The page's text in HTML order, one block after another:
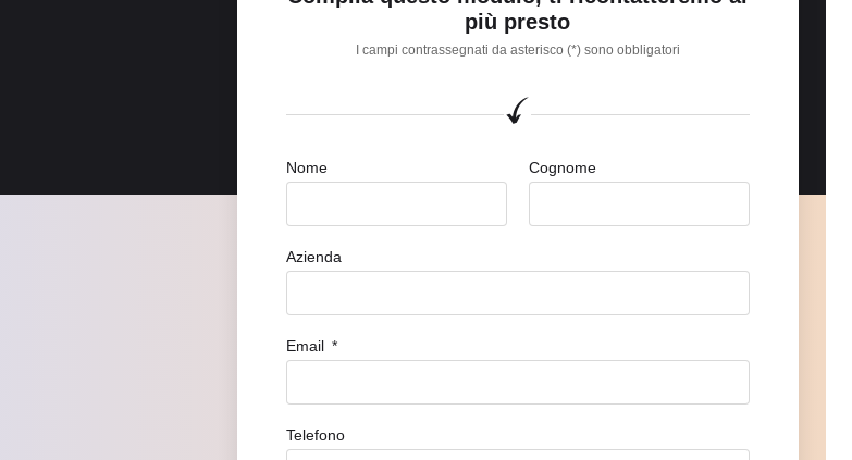
più presto
I campi contrassegnati da asterisco (*) sono obbligatori
Nome Cognome
Azienda
Email
Telefono